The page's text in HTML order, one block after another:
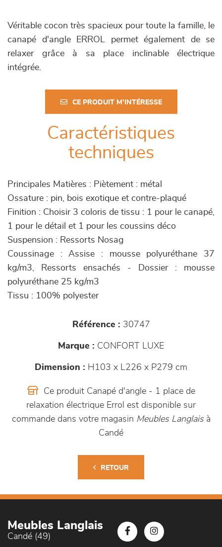
Véritable cocon très spacieux pour toute la famille, le
canapé d'angle ERROL permet également de se
relaxer grâce à sa place inclinable électrique
intégrée.
CE PRODUIT M'INTÉRESSE
Caractéristiques
techniques
Principales Matières : Piètement : métal
Ossature : pin, bois exotique et contre-plaqué
Finition : Choisir 3 coloris de tissu : 1 pour le canapé,
1 pour le détail et 1 pour les coussins déco
Suspension : Ressorts Nosag
Coussinage : Assise : mousse polyuréthane 37
kg/m3, Ressorts ensachés - Dossier : mousse
polyuréthane 25 kg/m3
Tissu : 100% polyester
Référence : 30747
Marque : CONFORT LUXE
Dimension : H103 x L226 x P279 cm
Ce produit Canapé d'angle - 1 place de
relaxation électrique Errol est disponible sur
commande dans votre magasin Meubles Langlaisà
Candé
RETOUR
Meubles Langlais
Candé (49)